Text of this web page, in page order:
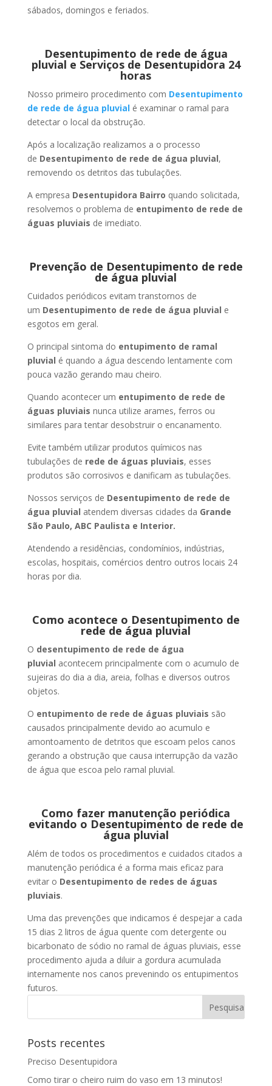
sábados, domingos e feriados.
Desentupimento de rede de água
pluvial e Serviços de Desentupidora 24
horas
Nosso primeiro procedimento com Desentupimento
de rede de água pluvialé examinar o ramal para
detectar o local da obstrução.
Após a localização realizamos a o processo
de Desentupimento de rede de água pluvial,
removendo os detritos das tubulações.
A empresa Desentupidora Bairro quando solicitada,
resolvemos o problema de entupimento de rede de
águas pluviais de imediato.
Prevenção de Desentupimento de rede
de água pluvial
Cuidados periódicos evitam transtornos de
um Desentupimento de rede de água pluvial e
esgotos em geral.
O principal sintoma do entupimento de ramal
pluvial é quando a água descendo lentamente com
pouca vazão gerando mau cheiro.
Quando acontecer um entupimento de rede de
águas pluviais nunca utilize arames, ferros ou
similares para tentar desobstruir o encanamento.
Evite também utilizar produtos químicos nas
tubulações de rede de águas pluviais, esses
produtos são corrosivos e danificam as tubulações.
Nossos serviços de Desentupimento de rede de
água pluvial atendem diversas cidades da Grande
São Paulo, ABC Paulista e Interior.
Atendendo a residências, condomínios, indústrias,
escolas, hospitais, comércios dentro outros locais 24
horas por dia.
Como acontece o Desentupimento de
rede de água pluvial
O desentupimento de rede de água
pluvial acontecem principalmente com o acumulo de
sujeiras do dia a dia, areia, folhas e diversos outros
objetos.
O entupimento de rede de águas pluviais são
causados principalmente devido ao acumulo e
amontoamento de detritos que escoam pelos canos
gerando a obstrução que causa interrupção da vazão
de água que escoa pelo ramal pluvial.
Como fazer manutenção periódica
evitando o Desentupimento de rede de
água pluvial
Além de todos os procedimentos e cuidados citados a
manutenção periódica é a forma mais eficaz para
evitar o Desentupimento de redes de águas
pluviais.
Uma das prevenções que indicamos é despejar a cada
15 dias 2 litros de água quente com detergente ou
bicarbonato de sódio no ramal de águas pluviais, esse
procedimento ajuda a diluir a gordura acumulada
internamente nos canos prevenindo os entupimentos
futuros.
Posts recentes
Preciso Desentupidora
Como tirar o cheiro ruim do vaso em 13 minutos!